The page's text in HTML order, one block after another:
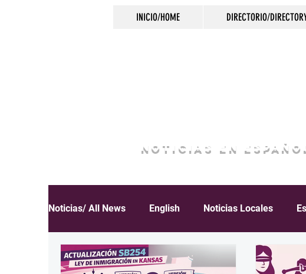
INICIO/HOME DIRECTORIO/
NOTICIAS EN
Noticias/ All News English Noticias Locales
Español Educación Inmigración Crimen